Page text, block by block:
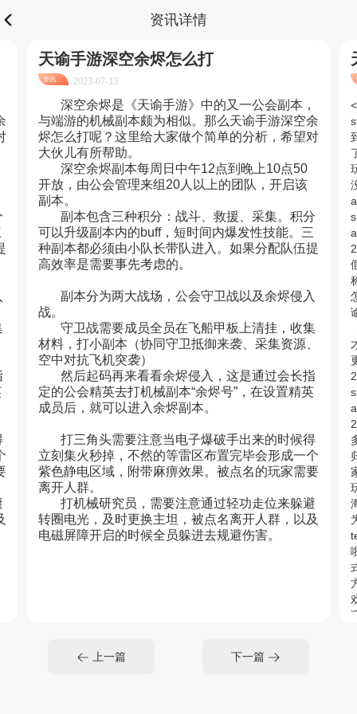
资讯详情
天谕手游深空余烬怎么打
资讯 2023-07-13
深空余烬是《天谕手游》中的又一公会副本，
与端游的机械副本颇为相似。那么天谕手游深空余
烬怎么打呢？这里给大家做个简单的分析，希望对
大伙儿有所帮助。
深空余烬副本每周日中午12点到晚上10点50
开放，由公会管理来组20人以上的团队，开启该
副本。
副本包含三种积分：战斗、救援、采集。积分
可以升级副本内的buff，短时间内爆发性技能。三
种副本都必须由小队长带队进入。如果分配队伍提
高效率是需要事先考虑的。
副本分为两大战场，公会守卫战以及余烬侵入
战。
守卫战需要成员全员在飞船甲板上清挂，收集
材料，打小副本（协同守卫抵御来袭、采集资源、
空中对抗飞机突袭）
然后起码再来看看余烬侵入，这是通过会长指
定的公会精英去打机械副本“余烬号”，在设置精英
成员后，就可以进入余烬副本。
打三角头需要注意当电子爆破手出来的时候得
立刻集火秒掉，不然的等雷区布置完毕会形成一个
紫色静电区域，附带麻痹效果。被点名的玩家需要
离开人群。
打机械研究员，需要注意通过轻功走位来躲避
转圈电光，及时更换主坦，被点名离开人群，以及
电磁屏障开启的时候全员躲进去规避伤害。
上一篇 下一篇